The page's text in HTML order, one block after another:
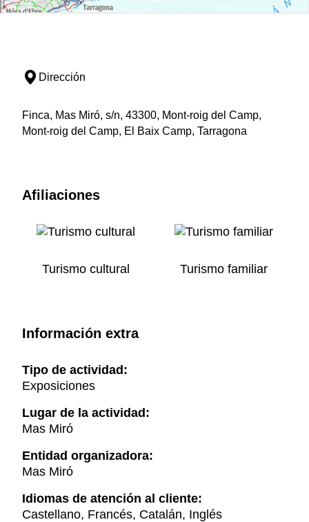
Dirección
Finca, Mas Miró, s/n, 43300, Mont-roig del Camp,
Mont-roig del Camp, El Baix Camp, Tarragona
Afiliaciones
Turismo cultural Turismo familiar
Información extra
Tipo de actividad:
Exposiciones
Lugar de la actividad:
Mas Miró
Entidad organizadora:
Mas Miró
Idiomas de atención al cliente:
Castellano, Francés, Catalán, Inglés